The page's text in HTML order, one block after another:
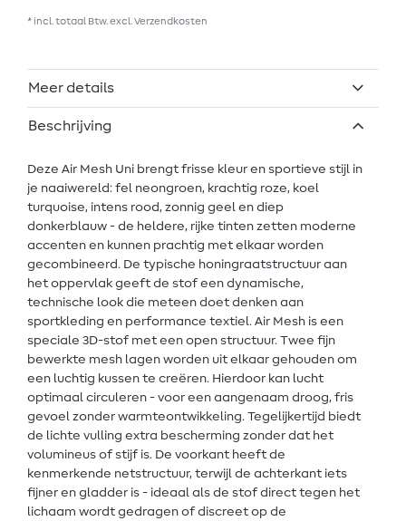
* incl. totaal Btw. excl. Verzendkosten
Meer details
Beschrijving
Deze Air Mesh Uni brengt frisse kleur en sportieve stijl in
je naaiwereld: fel neongroen, krachtig roze, koel
turquoise, intens rood, zonnig geel en diep
donkerblauw - de heldere, rijke tinten zetten moderne
accenten en kunnen prachtig met elkaar worden
gecombineerd. De typische honingraatstructuur aan
het oppervlak geeft de stof een dynamische,
technische look die meteen doet denken aan
sportkleding en performance textiel. Air Mesh is een
speciale 3D-stof met een open structuur. Twee fijn
bewerkte mesh lagen worden uit elkaar gehouden om
een luchtig kussen te creëren. Hierdoor kan lucht
optimaal circuleren - voor een aangenaam droog, fris
gevoel zonder warmteontwikkeling. Tegelijkertijd biedt
de lichte vulling extra bescherming zonder dat het
volumineus of stijf is. De voorkant heeft de
kenmerkende netstructuur, terwijl de achterkant iets
fijner en gladder is - ideaal als de stof direct tegen het
lichaam wordt gedragen of discreet op de